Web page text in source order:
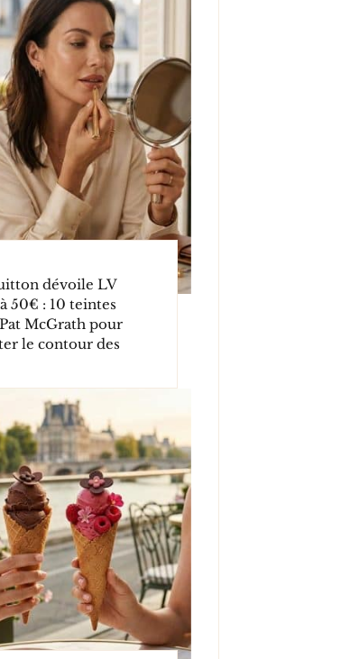
dévoile LV
50€ : 10 teintes
McGrath pour
le contour des